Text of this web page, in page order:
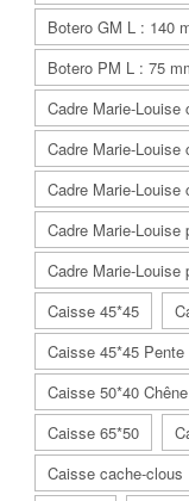
Botero GM L : 140
Botero PM L : 75
Cadre Marie-Louise
Cadre Marie-Louise
Cadre Marie-Louise
Cadre Marie-Louise
Cadre Marie-Louise
Caisse 45*45
Caisse 45*45 Pente
Caisse 50*40 Chêne
Caisse 65*50
Caisse cache-clous